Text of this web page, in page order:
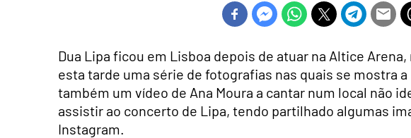
Dua Lipa ficou em Lisboa depois de atuar na Altice
esta tarde uma série de fotografias nas quais se mostra
também um vídeo de Ana Moura a cantar num local não
assistir ao concerto de Lipa, tendo partilhado algumas
Instagram.